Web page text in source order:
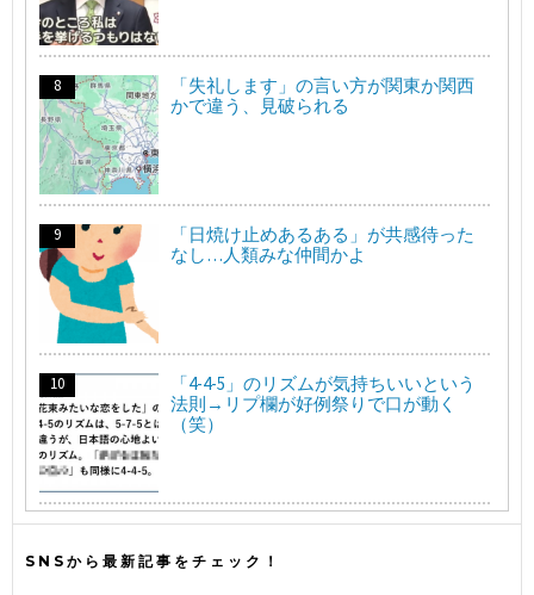
「失礼します」の言い方が関東か関西
かで違う、見破られる
「日焼け止めあるある」が共感待った
なし…人類みな仲間かよ
「4-4-5」のリズムが気持ちいいという
法則→リプ欄が好例祭りで口が動く
（笑）
SNSから最新記事をチェック！